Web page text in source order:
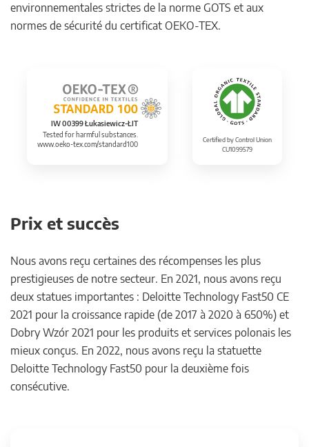
environnementales strictes de la norme GOTS et aux
normes de sécurité du certificat OEKO-TEX.
IW 00399 Łukasiewicz-ŁIT
Tested for harmful substances.
www.oeko-tex.com/standard100
Certified by Control Union
CU1099579
Prix et succès
Nous avons reçu certaines des récompenses les plus
prestigieuses de notre secteur. En 2021, nous avons reçu
deux statues importantes : Deloitte Technology Fast50 CE
2021 pour la croissance rapide (de 2017 à 2020 à 650%) et
Dobry Wzór 2021 pour les produits et services polonais les
mieux conçus. En 2022, nous avons reçu la statuette
Deloitte Technology Fast50 pour la deuxième fois
consécutive.